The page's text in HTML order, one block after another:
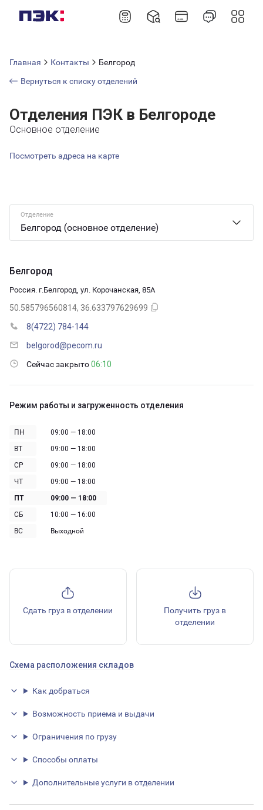
Главная Контакты
Белгород
Вернуться к списку отделений
Отделения ПЭК в Белгороде
Основное отделение
Посмотреть адреса на карте
Отделение
Белгород (основное отделение)
Белгород
Россия. г.Белгород, ул. Корочанская, 85А
50.585796560814, 36.633797629699
8(4722) 784-144
belgorod@pecom.ru
Сейчас закрыто06:10
Режим работы и загруженность отделения
ПН
09:00 — 18:00
ВТ
09:00 — 18:00
СР
09:00 — 18:00
ЧТ
09:00 — 18:00
ПТ
09:00 — 18:00
СБ
10:00 — 16:00
ВС
Выходной
Сдать груз в отделении
Получить груз в
отделении
Схема расположения складов
Как добраться
Возможность приема и выдачи
Ограничения по грузу
Способы оплаты
Дополнительные услуги в отделении